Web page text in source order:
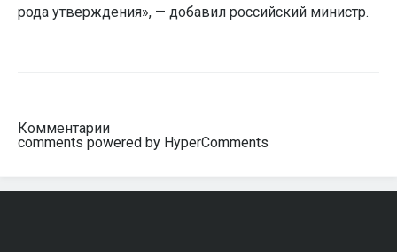
рода утверждения», — добавил российский министр.
Комментарии
comments powered by HyperComments